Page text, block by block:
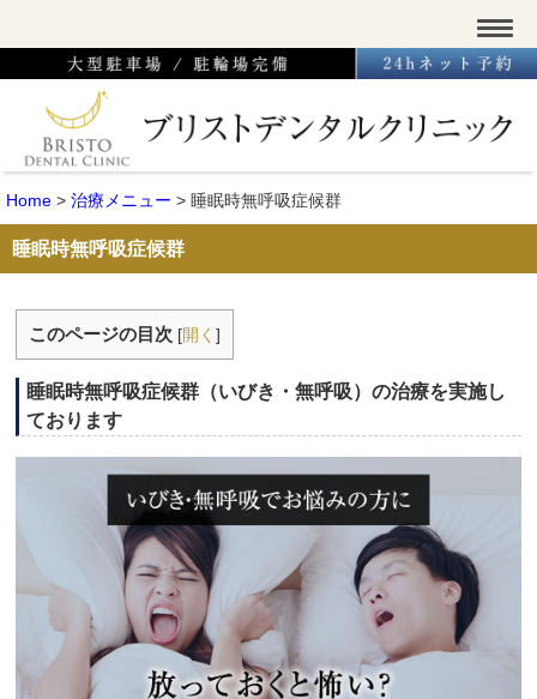
Home > 治療メニュー > 睡眠時無呼吸症候群
睡眠時無呼吸症候群
このページの目次 [開く]
睡眠時無呼吸症候群（いびき・無呼吸）の治療を実施し
ております